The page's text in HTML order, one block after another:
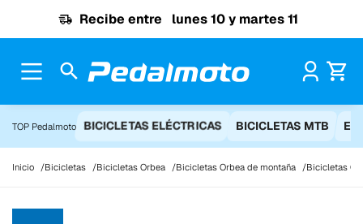
Recibe entre lunes 10 y martes 11
TOP Pedalmoto BICICLETAS ELÉCTRICAS BICICLETAS MTB
Inicio Bicicletas Bicicletas Orbea Bicicletas Orbea de montaña Bicicletas